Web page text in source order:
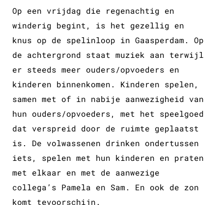
Op een vrijdag die regenachtig en
winderig begint, is het gezellig en
knus op de spelinloop in Gaasperdam. Op
de achtergrond staat muziek aan terwijl
er steeds meer ouders/opvoeders en
kinderen binnenkomen. Kinderen spelen,
samen met of in nabije aanwezigheid van
hun ouders/opvoeders, met het speelgoed
dat verspreid door de ruimte geplaatst
is. De volwassenen drinken ondertussen
iets, spelen met hun kinderen en praten
met elkaar en met de aanwezige
collega’s Pamela en Sam. En ook de zon
komt tevoorschijn.